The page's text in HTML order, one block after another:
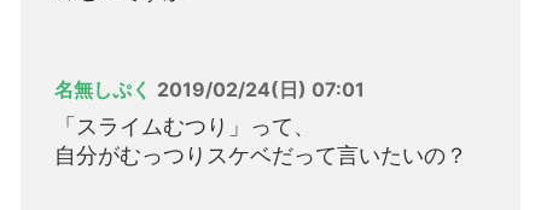
名無しぷく 2019/02/24(日) 07:01
「スライムむつり」って、
自分がむっつりスケベだって言いたいの？